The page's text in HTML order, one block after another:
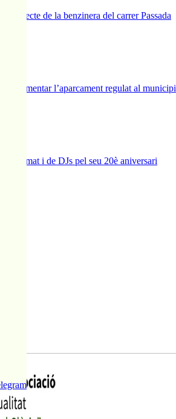
projecte de la benzinera del carrer Passada
implementar l’aparcament regulat al municipi
de format i de DJs pel seu 20è aniversari